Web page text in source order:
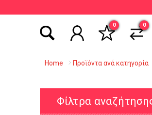
Αναζήτηση βάσει είδους,
0 0
Home Προϊόντα ανά κατηγορία
Φίλτρα